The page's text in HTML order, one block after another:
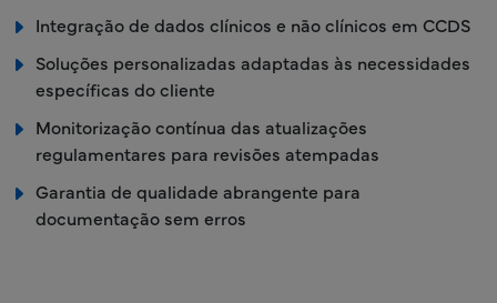
Integração de dados clínicos e não clínicos em CCDS
Soluções personalizadas adaptadas às necessidades
específicas do cliente
Monitorização contínua das atualizações
regulamentares para revisões atempadas
Garantia de qualidade abrangente para
documentação sem erros